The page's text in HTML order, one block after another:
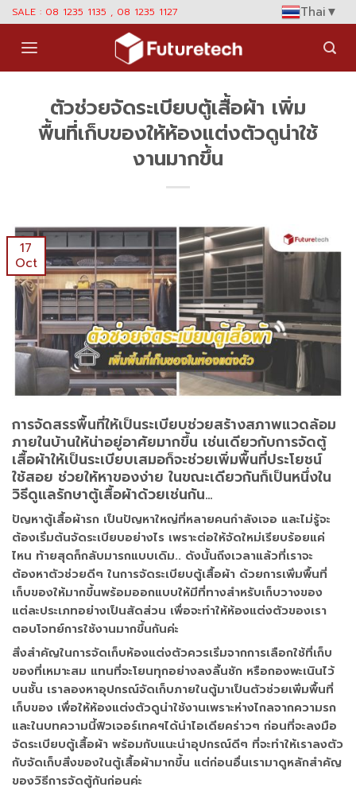
Skip
content
SALE : 08 1235 1135 , 08 1235 1127 Thai▼
ตัวช่วยจัดระเบียบตู้เสื้อผ้า เพิ่ม
พื้นที่เก็บของให้ห้องแต่งตัวดูน่าใช้
งานมากขึ้น
17
Oct
การจัดสรรพื้นที่ให้เป็นระเบียบช่วยสร้างสภาพแวดล้อม
ภายในบ้านให้น่าอยู่อาศัยมากขึ้น เช่นเดียวกับการจัดตู้
เสื้อผ้าให้เป็นระเบียบเสมอก็จะช่วยเพิ่มพื้นที่ประโยชน์
ใช้สอย ช่วยให้หาของง่าย ในขณะเดียวกันก็เป็นหนึ่งใน
วิธีดูแลรักษาตู้เสื้อผ้าด้วยเช่นกัน…
ปัญหาตู้เสื้อผ้ารก เป็นปัญหาใหญ่ที่หลายคนกำลังเจอ และไม่รู้จะ
ต้องเริ่มต้นจัดระเบียบอย่างไร เพราะต่อให้จัดใหม่เรียบร้อยแค่
ไหน ท้ายสุดก็กลับมารกแบบเดิม.. ดังนั้นถึงเวลาแล้วที่เราจะ
ต้องหาตัวช่วยดีๆ ในการจัดระเบียบตู้เสื้อผ้า ด้วยการเพิ่มพื้นที่
เก็บของให้มากขึ้นพร้อมออกแบบให้มีที่ทางสำหรับเก็บวางของ
แต่ละประเภทอย่างเป็นสัดส่วน เพื่อจะทำให้ห้องแต่งตัวของเรา
ตอบโจทย์การใช้งานมากขึ้นกันค่ะ
สิ่งสำคัญในการจัดเก็บห้องแต่งตัวควรเริ่มจากการเลือกใช้ที่เก็บ
ของที่เหมาะสม แทนที่จะโยนทุกอย่างลงลิ้นชัก หรือกองพะเนินไว้
บนชั้น เราลองหาอุปกรณ์จัดเก็บภายในตู้มาเป็นตัวช่วยเพิ่มพื้นที่
เก็บของ เพื่อให้ห้องแต่งตัวดูน่าใช้งานเพราะห่างไกลจากความรก
และในบทความนี้ฟิวเจอร์เทคฯได้นำไอเดียคร่าวๆ ก่อนที่จะลงมือ
จัดระเบียบตู้เสื้อผ้า พร้อมกับแนะนำอุปกรณ์ดีๆ ที่จะทำให้เราลงตัว
กับจัดเก็บสิ่งของในตู้เสื้อผ้ามากขึ้น แต่ก่อนอื่นเรามาดูหลักสำคัญ
ของวิธีการจัดตู้กันก่อนค่ะ